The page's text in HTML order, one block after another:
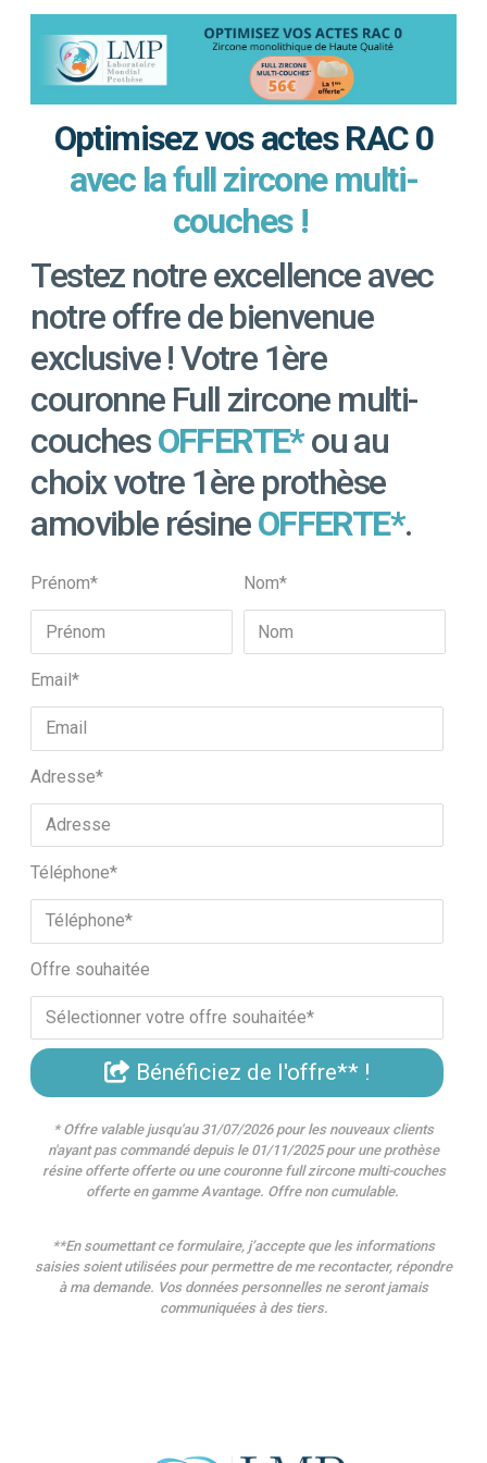
Optimisez vos actes RAC 0
avec la full zircone multi-
couches !
Testez notre excellence avec
notre offre de bienvenue
exclusive ! Votre 1ère
couronne Full zircone multi-
couchesOFFERTE*ou au
choix votre 1ère prothèse
amovible résineOFFERTE*.
Prénom* Nom*
Email*
Adresse*
Téléphone*
Offre souhaitée
Bénéficiez de l'offre** !
* Offre valable jusqu'au 31/07/2026 pour les nouveaux clients
n'ayant pas commandé depuis le 01/11/2025 pour une prothèse
résine offerte offerte ou une couronne full zircone multi-couches
offerte en gamme Avantage. Offre non cumulable.
**En soumettant ce formulaire, j’accepte que les informations
saisies soient utilisées pour permettre de me recontacter, répondre
à ma demande. Vos données personnelles ne seront jamais
communiquées à des tiers.